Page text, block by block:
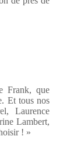
Frank, que
Et tous nos
Laurence
Lambert,
! »